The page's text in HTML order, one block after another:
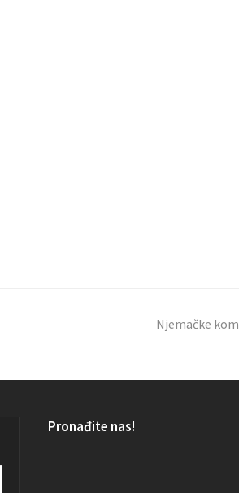
Njemačke
Pronađite nas!